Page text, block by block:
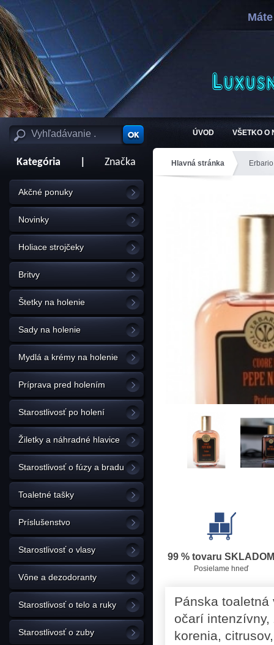
ÚVOD VŠETKO O
Kategória Značka
Akčné ponuky
Novinky
Holiace strojčeky
Britvy
Štetky na holenie
Sady na holenie
Mydlá a krémy na holenie
Príprava pred holením
Starostlivosť po holení
Žiletky a náhradné hlavice
Starostlivosť o fúzy a bradu
Toaletné tašky
Príslušenstvo
Starostlivosť o vlasy
Vône a dezodoranty
Starostlivosť o telo a ruky
Starostlivosť o zuby
Hlavná stránka
99 % tovaru SKLADOM
Posielame hneď
Pánska toaletná
očarí
korenia,